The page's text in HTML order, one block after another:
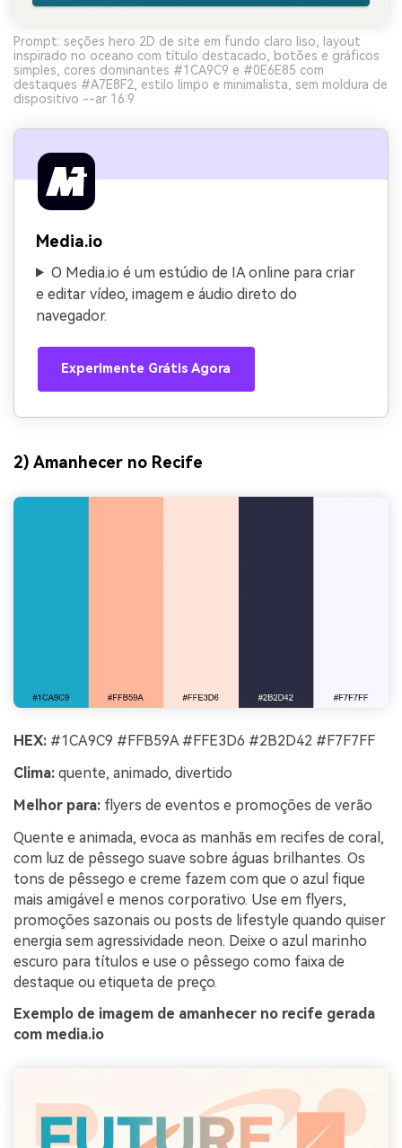
Prompt: seções hero 2D de site em fundo claro liso, layout
inspirado no oceano com título destacado, botões e gráficos
simples, cores dominantes #1CA9C9 e #0E6E85 com
destaques #A7E8F2, estilo limpo e minimalista, sem moldura de
dispositivo --ar 16:9
Media.io
O Media.io é um estúdio de IA online para criar
e editar vídeo, imagem e áudio direto do
navegador.
Experimente Grátis Agora
2) Amanhecer no Recife
HEX: #1CA9C9 #FFB59A #FFE3D6 #2B2D42 #F7F7FF
Clima: quente, animado, divertido
Melhor para: flyers de eventos e promoções de verão
Quente e animada, evoca as manhãs em recifes de coral,
com luz de pêssego suave sobre águas brilhantes. Os
tons de pêssego e creme fazem com que o azul fique
mais amigável e menos corporativo. Use em flyers,
promoções sazonais ou posts de lifestyle quando quiser
energia sem agressividade neon. Deixe o azul marinho
escuro para títulos e use o pêssego como faixa de
destaque ou etiqueta de preço.
Exemplo de imagem de amanhecer no recife gerada
com media.io